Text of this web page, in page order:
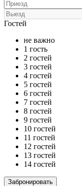
Гостей
не важно
1 гость
2 гостей
3 гостей
4 гостей
5 гостей
6 гостей
7 гостей
8 гостей
9 гостей
10 гостей
11 гостей
12 гостей
13 гостей
14 гостей